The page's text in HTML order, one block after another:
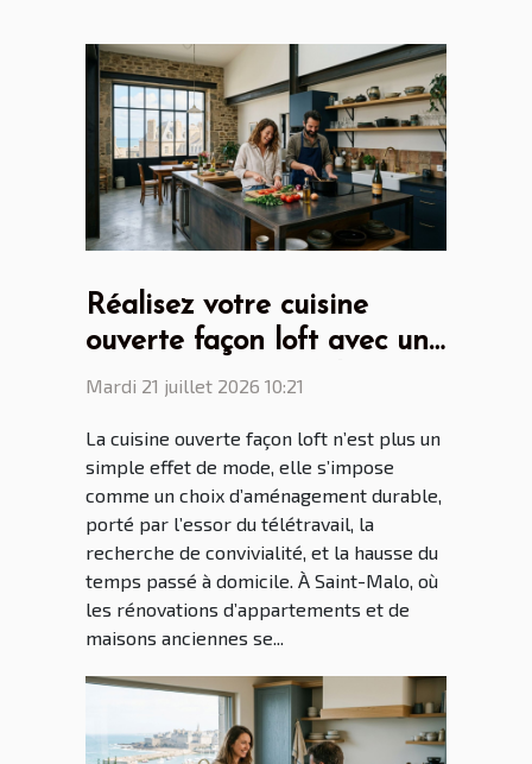
Réalisez votre cuisine
ouverte façon loft avec un
cuisiniste Saint Malo
Mardi 21 juillet 2026 10:21
La cuisine ouverte façon loft n’est plus un
simple effet de mode, elle s’impose
comme un choix d’aménagement durable,
porté par l’essor du télétravail, la
recherche de convivialité, et la hausse du
temps passé à domicile. À Saint-Malo, où
les rénovations d’appartements et de
maisons anciennes se...